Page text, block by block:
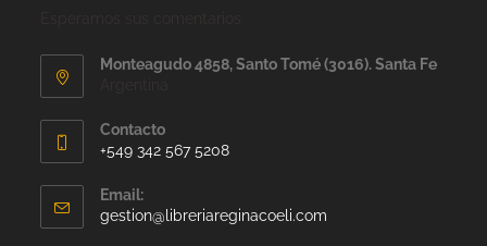
Monteagudo 4858, Santo Tomé (3016). Santa Fe
Contacto
+549 342 567 5208
Email:
gestion@libreriareginacoeli.com